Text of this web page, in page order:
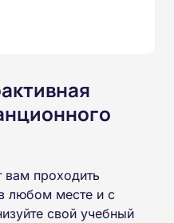
вам проходить
любом месте и с
свой учебный